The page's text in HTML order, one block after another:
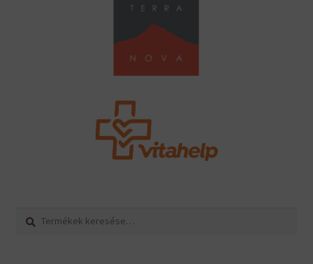
Keresés
Keresés